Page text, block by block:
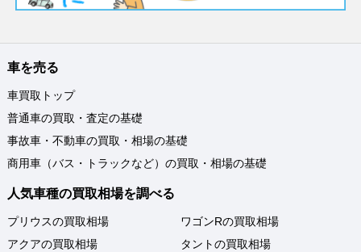
車を売る
車買取トップ
普通車の買取・査定の基礎
事故車・不動車の買取・相場の基礎
商用車（バス・トラックなど）の買取・相場の基礎
人気車種の買取相場を調べる
プリウスの買取相場
アクアの買取相場
ワゴンRの買取相場
タントの買取相場